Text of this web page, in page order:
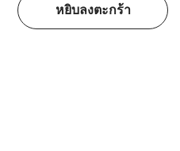
หยิบลงตะกร้า